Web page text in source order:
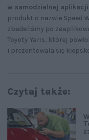
w samodzielnej aplikacji
produkt o nazwie Speed
zbadaliśmy po
Toyoty Yaris, której
i prezentowała się
Czytaj także: